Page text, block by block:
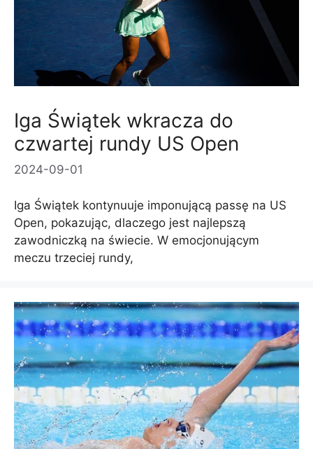
Iga Świątek wkracza do
czwartej rundy US Open
2024-09-01
Iga Świątek kontynuuje imponującą passę na US
Open, pokazując, dlaczego jest najlepszą
zawodniczką na świecie. W emocjonującym
meczu trzeciej rundy,